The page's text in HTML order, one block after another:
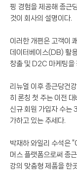
핑 경험을 제공해 종근
것이 회사의 설명이다.
이러한 개편은 고객이
데이터베이스(DB) 활
창출 및 D2C 마케팅을
리뉴얼 이후 종근당건
히 론칭 첫 주는 이전
신규 회원 가입자 수는
가하고 있는 추세다.
박재하 와일리 수석은
머스 플랫폼으로써 종
강의 맞춤형 제품을 한